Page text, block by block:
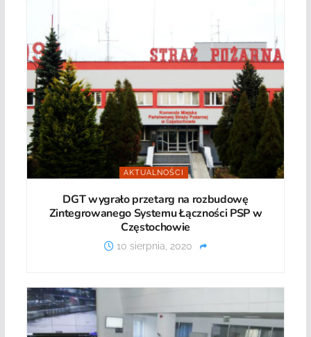
AKTUALNOŚCI
DGT wygrało przetarg na rozbudowę
Zintegrowanego Systemu Łączności PSP w
Częstochowie
10 sierpnia, 2020